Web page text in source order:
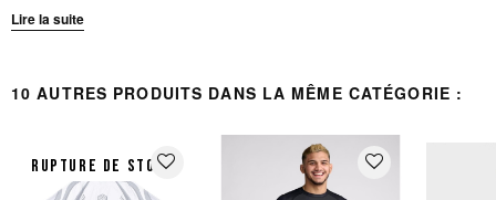
polyvalence.
CARACTÉRISTIQUES TECHNIQUES :
entièrement sublimés pour une résistance maximale
Résistance exceptionnelle
: ne se fissure pas, ne s'écaille
Lire la suite
10 AUTRES PRODUITS DANS LA MÊME CATÉGORIE :
RUPTURE DE STOCK
favorite_border favorite_border